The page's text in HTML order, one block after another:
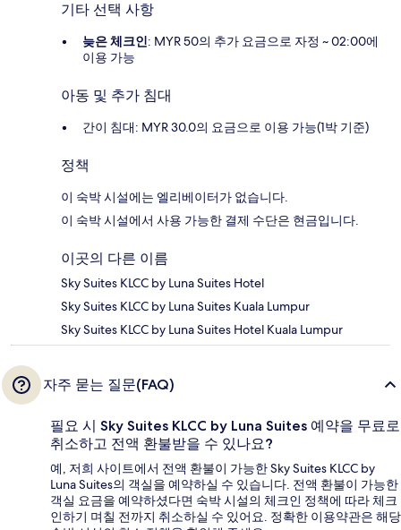
기타 선택 사항
늦은 체크인: MYR 50의 추가 요금으로 자정 ~ 02:00에
이용 가능
아동 및 추가 침대
간이 침대: MYR 30.0의 요금으로 이용 가능(1박 기준)
정책
이 숙박 시설에는 엘리베이터가 없습니다.
이 숙박 시설에서 사용 가능한 결제 수단은 현금입니다.
이곳의 다른 이름
Sky Suites KLCC by Luna Suites Hotel
Sky Suites KLCC by Luna Suites Kuala Lumpur
Sky Suites KLCC by Luna Suites Hotel Kuala Lumpur
자주 묻는 질문(FAQ)
필요 시 Sky Suites KLCC by Luna Suites 예약을 무료로
취소하고 전액 환불받을 수 있나요?
예, 저희 사이트에서 전액 환불이 가능한 Sky Suites KLCC by
Luna Suites의 객실을 예약하실 수 있습니다. 전액 환불이 가능한
객실 요금을 예약하셨다면 숙박 시설의 체크인 정책에 따라 체크
인하기 며칠 전까지 취소하실 수 있어요. 정확한 이용약관은 해당